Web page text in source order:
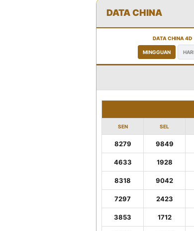
DATA CHINA
DATA CHINA 4D
MINGGUAN
SEN SEL
8279 9849
4633 1928
8318 9042
7297 2423
3853 1712